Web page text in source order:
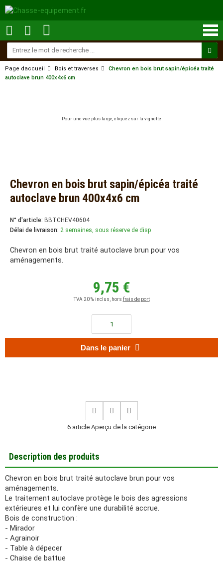
Page daccueil Bois et traverses
Chevron en bois brut sapin/épicéa traité
autoclave brun 400x4x6 cm
Pour une vue plus large, cliquez sur la vignette
Chevron en bois brut sapin/épicéa traité
autoclave brun 400x4x6 cm
N° d'article: BBTCHEV40604
Délai de livraison: 2 semaines, sous réserve de disp
Chevron en bois brut traité autoclave brun pour vos
aménagements.
9,75 €
TVA 20 % inclus, hors frais de port
Dans le panier
6 article Aperçu de la catégorie
Description des produits
Chevron en bois brut traité autoclave brun pour vos
aménagements.
Le traitement autoclave protège le bois des agressions
extérieures et lui confère une durabilité accrue.
Bois de construction :
- Mirador
- Agrainoir
- Table à dépecer
- Chaise de battue